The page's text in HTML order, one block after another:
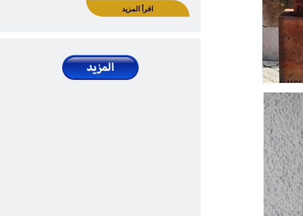
الأراضي المحتلة من آرتساخ
2025 May 20, Tue